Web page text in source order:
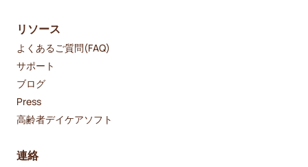
リソース
よくあるご質問(FAQ)
サポート
ブログ
Press
高齢者デイケアソフト
連絡